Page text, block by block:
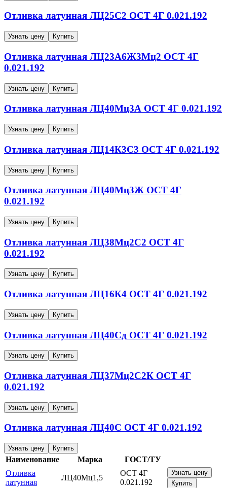
Отливка латунная ЛЦ25С2 ОСТ 4Г 0.021.192
Узнать цену Купить
Отливка латунная ЛЦ23А6Ж3Мц2 ОСТ 4Г
0.021.192
Узнать цену Купить
Отливка латунная ЛЦ40Мц3А ОСТ 4Г 0.021.192
Узнать цену Купить
Отливка латунная ЛЦ14К3С3 ОСТ 4Г 0.021.192
Узнать цену Купить
Отливка латунная ЛЦ40Мц3Ж ОСТ 4Г
0.021.192
Узнать цену Купить
Отливка латунная ЛЦ38Мц2С2 ОСТ 4Г
0.021.192
Узнать цену Купить
Отливка латунная ЛЦ16К4 ОСТ 4Г 0.021.192
Узнать цену Купить
Отливка латунная ЛЦ40Сд ОСТ 4Г 0.021.192
Узнать цену Купить
Отливка латунная ЛЦ37Мц2С2К ОСТ 4Г
0.021.192
Узнать цену Купить
Отливка латунная ЛЦ40С ОСТ 4Г 0.021.192
Узнать цену Купить
Наименование Марка
ГОСТ/ТУ
Отливка
латунная
ЛЦ40Мц1,5
ОСТ 4Г
0.021.192
Узнать цену
Купить